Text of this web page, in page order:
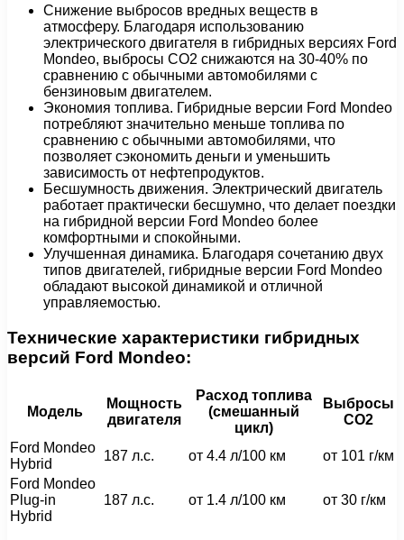
Снижение выбросов вредных веществ в
атмосферу. Благодаря использованию
электрического двигателя в гибридных версиях Ford
Mondeo, выбросы CO2 снижаются на 30-40% по
сравнению с обычными автомобилями с
бензиновым двигателем.
Экономия топлива. Гибридные версии Ford Mondeo
потребляют значительно меньше топлива по
сравнению с обычными автомобилями, что
позволяет сэкономить деньги и уменьшить
зависимость от нефтепродуктов.
Бесшумность движения. Электрический двигатель
работает практически бесшумно, что делает поездки
на гибридной версии Ford Mondeo более
комфортными и спокойными.
Улучшенная динамика. Благодаря сочетанию двух
типов двигателей, гибридные версии Ford Mondeo
обладают высокой динамикой и отличной
управляемостью.
Технические характеристики гибридных
версий Ford Mondeo:
Модель
Мощность
двигателя
Расход топлива
(смешанный
цикл)
Выбросы
CO2
Ford Mondeo
Hybrid
187 л.с. от 4.4 л/100 км
от 101 г/км
Ford Mondeo
Plug-in
Hybrid
187 л.с. от 1.4 л/100 км от 30 г/км